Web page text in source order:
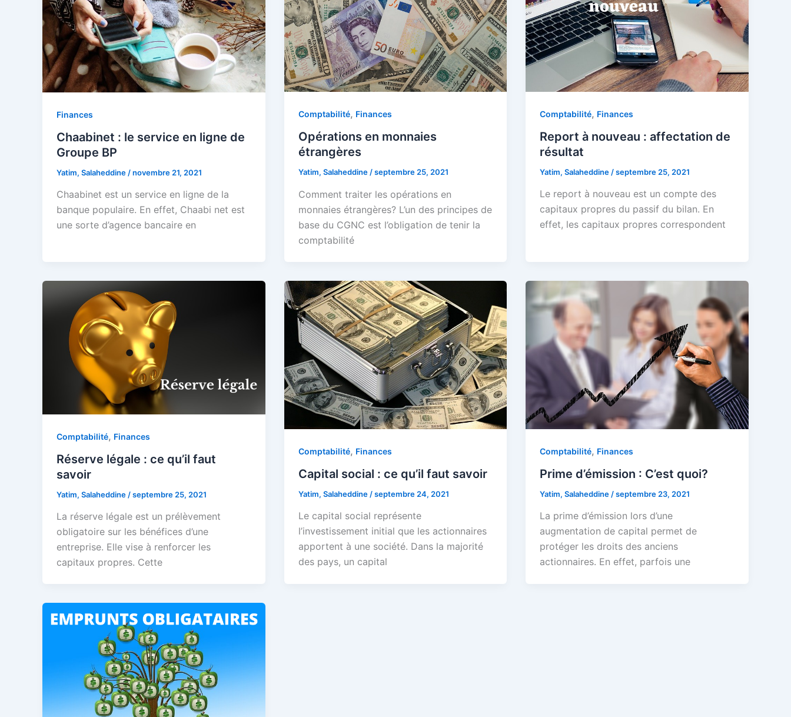
Finances
Chaabinet : le service en ligne de
Groupe BP
Yatim, Salaheddine /novembre 21, 2021
Chaabinet est un service en ligne de la
banque populaire. En effet, Chaabi net est
une sorte d’agence bancaire en
Comptabilité, Finances
Opérations en monnaies
étrangères
Yatim, Salaheddine /septembre 25, 2021
Comment traiter les opérations en
monnaies étrangères? L’un des principes de
base du CGNC est l’obligation de tenir la
comptabilité
Comptabilité, Finances
Report à nouveau : affectation de
résultat
Yatim, Salaheddine /septembre 25, 2021
Le report à nouveau est un compte des
capitaux propres du passif du bilan. En
effet, les capitaux propres correspondent
Comptabilité, Finances
Réserve légale : ce qu’il faut
savoir
Yatim, Salaheddine /septembre 25, 2021
La réserve légale est un prélèvement
obligatoire sur les bénéfices d’une
entreprise. Elle vise à renforcer les
capitaux propres. Cette
Comptabilité, Finances
Capital social : ce qu’il faut savoir
Yatim, Salaheddine /septembre 24, 2021
Le capital social représente
l’investissement initial que les actionnaires
apportent à une société. Dans la majorité
des pays, un capital
Comptabilité, Finances
Prime d’émission : C’est quoi?
Yatim, Salaheddine /septembre 23, 2021
La prime d’émission lors d’une
augmentation de capital permet de
protéger les droits des anciens
actionnaires. En effet, parfois une